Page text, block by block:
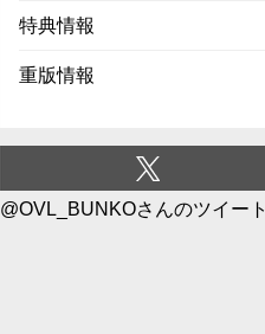
特典情報
重版情報
@OVL_BUNKOさんのツイート